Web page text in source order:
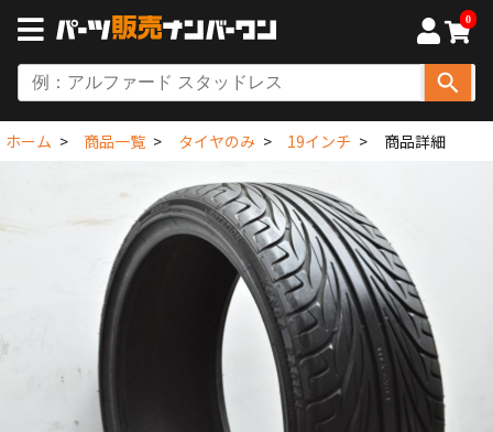
0
ホーム 商品一覧 タイヤのみ 19インチ 商品詳細